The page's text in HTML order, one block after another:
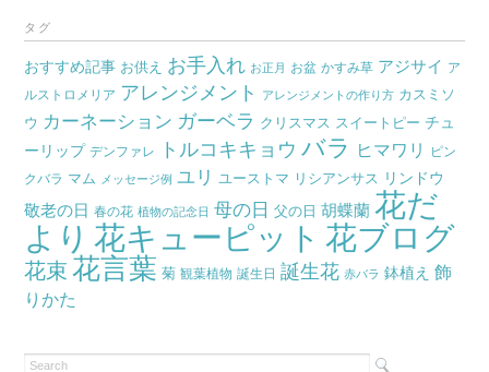
イ
ブ
タグ
おすすめ記事 お供え お手入れ お正月 お盆 かすみ草 アジサイ ア
ルストロメリア アレンジメント アレンジメントの作り方 カスミソ
ウ カーネーション ガーベラ クリスマス スイートピー チュ
ーリップ デンファレ トルコキキョウ バラ ヒマワリ
ピン
クバラ マム メッセージ例 ユリ ユーストマ リシアンサス リンドウ
敬老の日 春の花 植物の記念日 母の日 父の日 胡蝶蘭 花だ
より 花キューピット 花ブログ
花束 花言葉 菊 観葉植物 誕生日 誕生花 赤バラ 鉢植え 飾
りかた